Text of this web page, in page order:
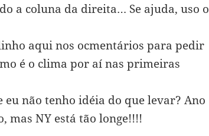
a coluna da direita… Se ajuda, uso o
aqui nos ocmentários para pedir
é o clima por aí nas primeiras
eu não tenho idéia do que levar? Ano
mas NY está tão longe!!!!